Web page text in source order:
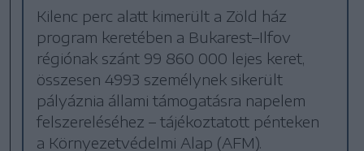
Kilenc perc alatt kimerült a Zöld ház
program keretében a Bukarest–Ilfov
régiónak szánt 99 860 000 lejes keret,
összesen 4993 személynek sikerült
pályáznia állami támogatásra napelem
felszereléséhez – tájékoztatott pénteken
a Környezetvédelmi Alap (AFM).